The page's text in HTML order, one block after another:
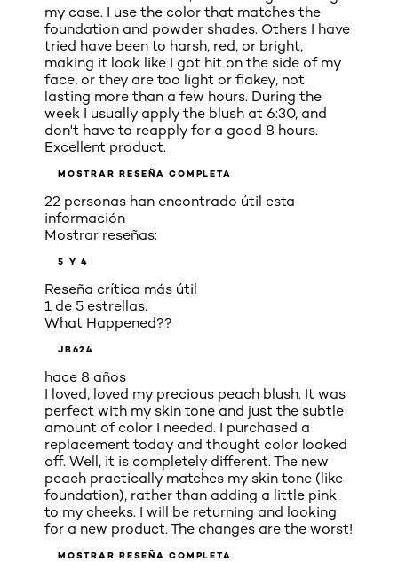
my case. I use the color that matches the
foundation and powder shades. Others I have
tried have been to harsh, red, or bright,
making it look like I got hit on the side of my
face, or they are too light or flakey, not
lasting more than a few hours. During the
week I usually apply the blush at 6:30, and
don't have to reapply for a good 8 hours.
Excellent product.
MOSTRAR RESEÑA COMPLETA
22 personas han encontrado útil esta
información
Mostrar reseñas:
5 Y 4
Reseña crítica más útil
1 de 5 estrellas.
What Happened??
JB624
hace 8 años
I loved, loved my precious peach blush. It was
perfect with my skin tone and just the subtle
amount of color I needed. I purchased a
replacement today and thought color looked
off. Well, it is completely different. The new
peach practically matches my skin tone (like
foundation), rather than adding a little pink
to my cheeks. I will be returning and looking
for a new product. The changes are the worst!
MOSTRAR RESEÑA COMPLETA